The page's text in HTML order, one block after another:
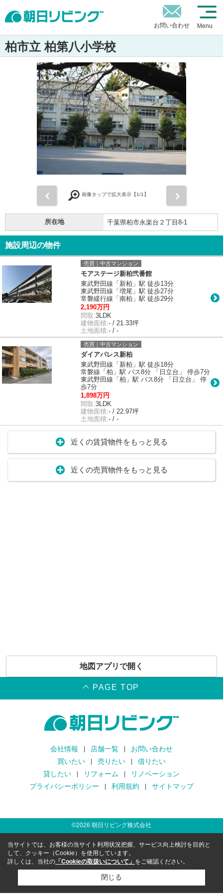
お問い合わせ Menu
柏市立 柏第八小学校
画像タップで拡大表示【1/1】
所在地 千葉県柏市永楽台２丁目8-1
施設周辺の物件
売買｜中古マンション
モアステージ新柏弐番館
東武野田線「新柏」駅 徒歩13分
東武野田線「増尾」駅 徒歩27分
常磐緩行線「南柏」駅 徒歩29分
2,190万円
間取:3LDK
建物面積:- / 21.33坪
土地面積:- / -
売買｜中古マンション
ダイアパレス新柏
東武野田線「新柏」駅 徒歩18分
常磐線「柏」駅 バス8分 「日立台」 停歩7分
東武野田線「柏」駅 バス8分 「日立台」 停
歩7分
1,898万円
間取:3LDK
建物面積:- / 22.97坪
土地面積:- / -
近くの賃貸物件をもっと見る
近くの売買物件をもっと見る
地図アプリで開く
PAGE TOP
会社情報 店舗一覧
お問い合わせ
買いたい
売りたい
借りたい
貸したい
リフォーム
リノベーション
プライバシーポリシー
利用規約 サイトマップ
©2026 朝日リビング株式会社
当サイトでは、お客様の当サイト利用状況把握、サービス向上検討を目的と
して、クッキー（Cookie）を使用しています。
詳しくは、当社の 「Cookieの取扱いについて」 をご確認ください。
閉じる